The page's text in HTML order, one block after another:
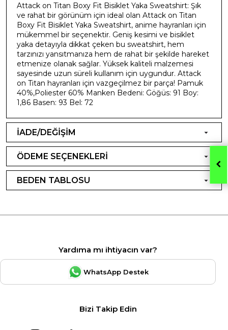
Attack on Titan Boxy Fit Bisiklet Yaka Sweatshirt: Şık
ve rahat bir görünüm için ideal olan Attack on Titan
Boxy Fit Bisiklet Yaka Sweatshirt, anime hayranları için
mükemmel bir seçenektir. Geniş kesimi ve bisiklet
yaka detayıyla dikkat çeken bu sweatshirt, hem
tarzınızı yansıtmanıza hem de rahat bir şekilde hareket
etmenize olanak sağlar. Yüksek kaliteli malzemesi
sayesinde uzun süreli kullanım için uygundur. Attack
on Titan hayranları için vazgeçilmez bir parça! Pamuk
40%,Poliester 60% Manken Bedeni: Göğüs: 91 Boy:
1,86 Basen: 93 Bel: 72
İADE/DEĞİŞİM
ÖDEME SEÇENEKLERİ
BEDEN TABLOSU
Yardıma mı ihtiyacın var?
WhatsApp Destek
Bizi Takip Edin